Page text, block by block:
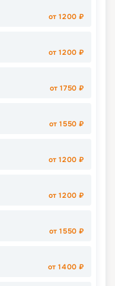
от1200 ₽
от1200 ₽
от1750 ₽
от1550 ₽
от1200 ₽
от1200 ₽
от1550 ₽
от1400 ₽